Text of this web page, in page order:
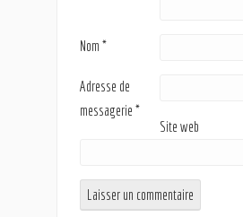
Nom*
Adresse de
messagerie*
Site web